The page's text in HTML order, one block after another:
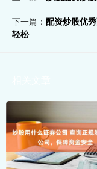
下一篇： 配资炒股优
轻松